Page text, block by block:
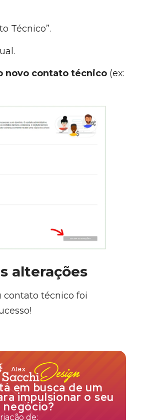
Técnico”.
novo contato técnico (ex:
alterações
contato técnico foi
em busca de um
impulsionar o seu
negócio?
de: